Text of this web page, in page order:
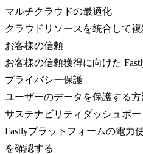
マルチクラウドの最適化
クラウドリソースを統合して
お客様の信頼
お客様の信頼獲得に向けた
プライバシー保護
ユーザーのデータを保護する
サステナビリティダッシュボー
Fastlyプラットフォームの電力
を確認する